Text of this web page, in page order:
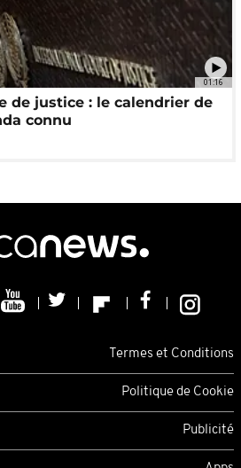
01:16
de justice : le calendrier de
connu
Termes et Conditions
Politique de Cookie
Publicité